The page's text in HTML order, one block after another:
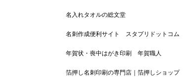
名入れタオルの総文堂
名刺作成便利サイト スタプリドットコム
年賀状・喪中はがき印刷 年賀職人
箔押し名刺印刷の専門店｜箔押しショップ